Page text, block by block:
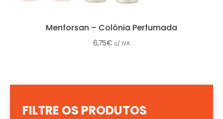
Menforsan – Colónia Perfumada
6,75€ c/ IVA
FILTRE OS PRODUTOS